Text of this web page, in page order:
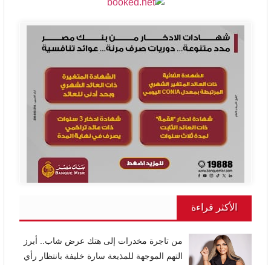
الأكثر قراءة
من تاجرة مخدرات إلى هتك عرض شاب.. أبرز
التهم الموجهة للمذيعة سارة خليفة بانتظار رأي